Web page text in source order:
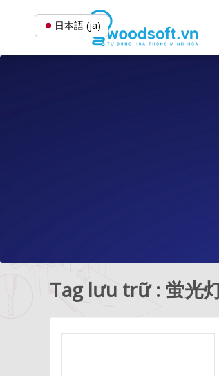
Tag lưu trữ : 蛍光
日本語 (ja)